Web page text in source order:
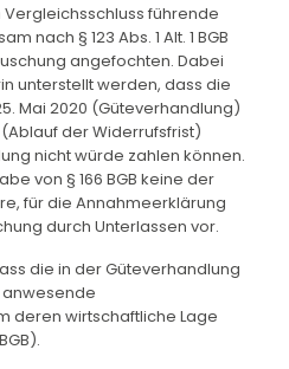
Vergleichsschluss führende
nach § 123 Abs. 1 Alt. 1 BGB
angefochten. Dabei
unterstellt werden, dass die
Mai 2020 (Güteverhandlung)
der Widerrufsfrist)
nicht würde zahlen können.
von § 166 BGB keine der
für die Annahmeerklärung
durch Unterlassen vor.
die in der Güteverhandlung
deren wirtschaftliche Lage